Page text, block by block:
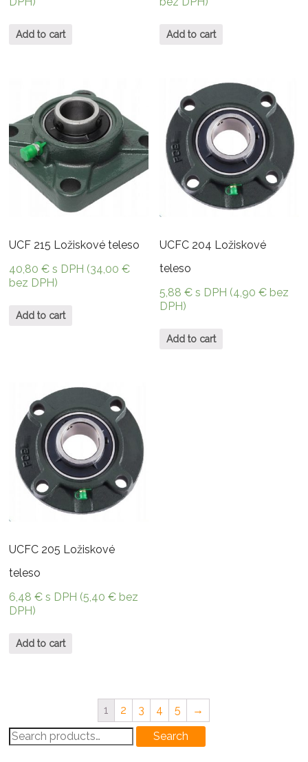
Add to cart Add to cart
UCF 215 Ložiskové teleso
40,80€ s DPH (34,00€
bez DPH)
Add to cart
UCFC 204 Ložiskové
teleso
5,88€ s DPH (4,90€ bez
DPH)
Add to cart
UCFC 205 Ložiskové
teleso
6,48€ s DPH (5,40€ bez
DPH)
Add to cart
1 2 3 4 5
→
Search
for:
Search